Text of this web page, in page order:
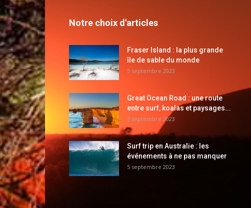
Notre choix d'articles
Fraser Island : la plus grande
île de sable du monde
5 septembre 2023
Great Ocean Road : une route
entre surf, koalas et paysages...
5 septembre 2023
Surf trip en Australie : les
événements à ne pas manquer
5 septembre 2023